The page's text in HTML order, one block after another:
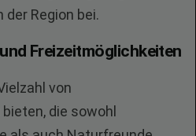
Region bei.
Freizeitmöglichkeiten
von
die sowohl